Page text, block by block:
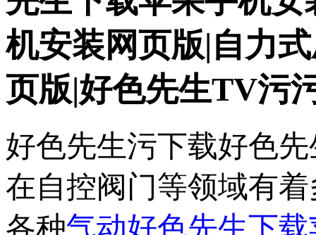
机安装网页版|自力
页版|好色先生TV污
好色先生污下载好色
在自控阀门等领域有着
各种气动好色先生下